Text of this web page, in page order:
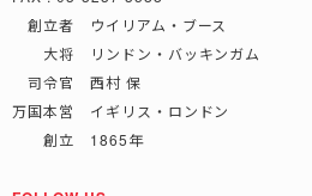
創立者 ウイリアム・ブース
大将 リンドン・バッキンガム
司令官 西村 保
万国本営 イギリス・ロンドン
創立 1865年